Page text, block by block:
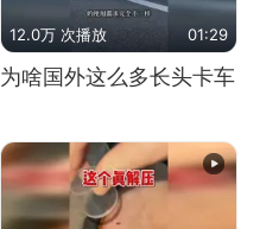
12.0万 次播放 01:29
为啥国外这么多长头卡车